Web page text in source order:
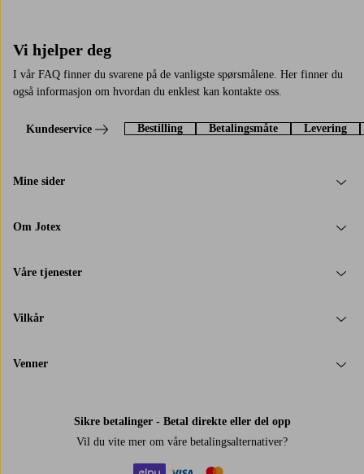
Vi hjelper deg
I vår FAQ finner du svarene på de vanligste spørsmålene. Her finner du
også informasjon om hvordan du enklest kan kontakte oss.
Kundeservice Bestilling Betalingsmåte Levering
Mine sider
Om Jotex
Våre tjenester
Vilkår
Venner
Sikre betalinger - Betal direkte eller del opp
Vil du vite mer om våre betalingsalternativer?